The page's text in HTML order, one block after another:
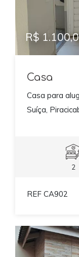
R$
Casa
Casa para
Suíça,
2
REF CA902